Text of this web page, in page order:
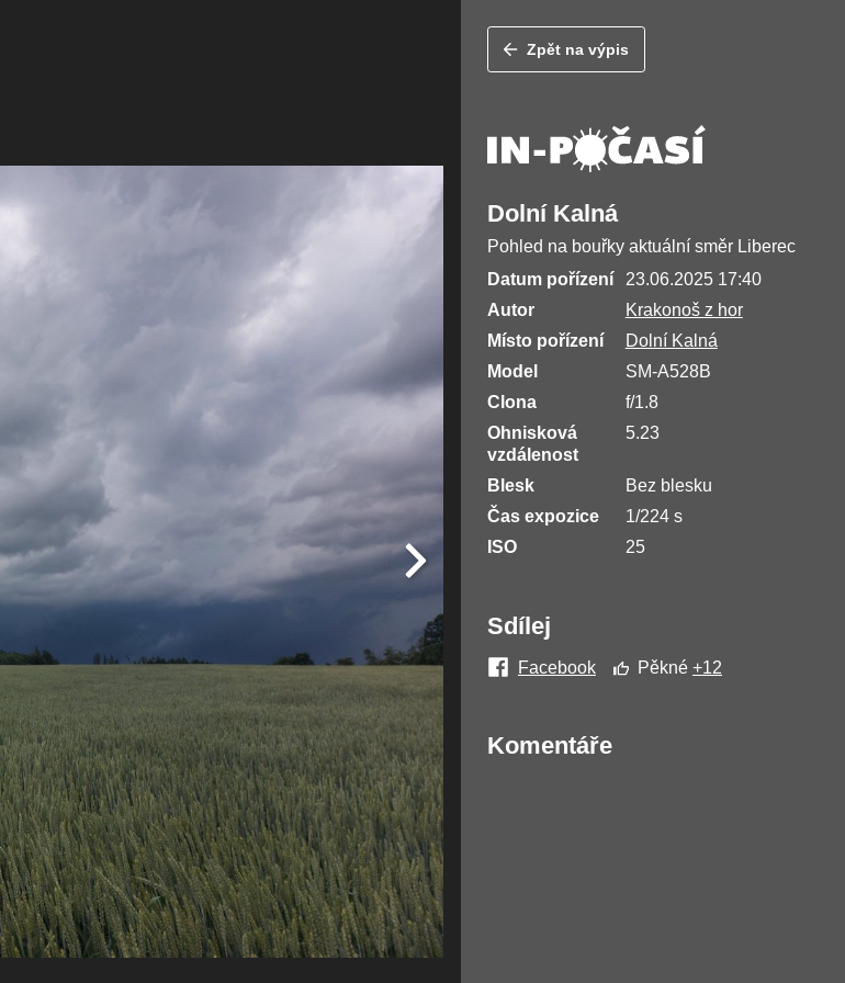
Zpět na výpis
Dolní Kalná
Pohled na bouřky aktuální směr Liberec
Datum pořízení
23.06.2025 17:40
Autor
Krakonoš z hor
Místo pořízení
Dolní Kalná
Model
SM-A528B
Clona
f/1.8
Ohnisková
vzdálenost
5.23
Blesk
Bez blesku
Čas expozice
1/224 s
ISO
25
Sdílej
Facebook Pěkné +12
Komentáře